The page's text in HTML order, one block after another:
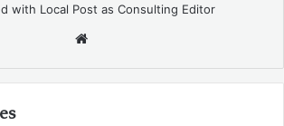
with Local Post as Consulting Editor